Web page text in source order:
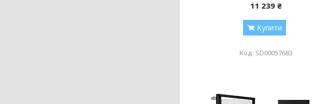
11 239 ₴
Купити
SD00057683